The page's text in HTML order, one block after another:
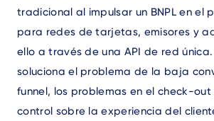
tradicional al impulsar un BNPL en el
para redes de tarjetas, emisores y
ello a través de una API de red
soluciona el problema de la baja
funnel, los problemas en el check-
control sobre la experiencia del